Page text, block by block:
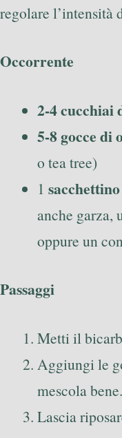
regolare l’intensità
Occorrente
2-4 cucchiai
5-8 gocce di
o tea tree)
1
anche garza,
oppure un
Passaggi
Metti il
Aggiungi le
mescola bene.
Lascia